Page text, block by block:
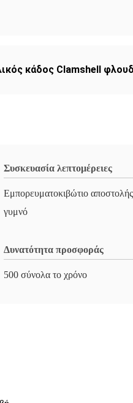
κάδος Clamshell
Συσκευασία λεπτομέρειες
Εμπορευματοκιβώτιο
γυμνό
Δυνατότητα προσφοράς
500 σύνολα το χρόνο